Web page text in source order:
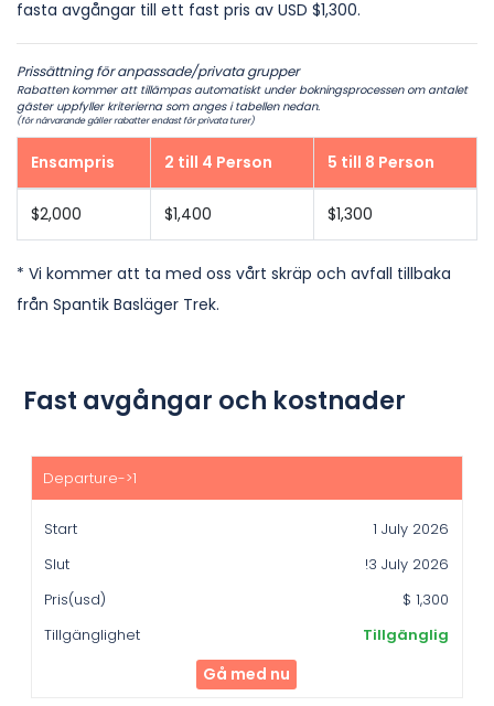
fasta avgångar till ett fast pris av USD $1,300.
Prissättning för anpassade/privata grupper
Rabatten kommer att tillämpas automatiskt under bokningsprocessen om antalet
gäster uppfyller kriterierna som anges i tabellen nedan.
(för närvarande gäller rabatter endast för privata turer)
Ensampris 2 till 4 Person 5 till 8 Person
$2,000 $1,400 $1,300
* Vi kommer att ta med oss vårt skräp och avfall tillbaka
från Spantik Basläger Trek.
Fast avgångar och kostnader
Start
Tillgänglighet
1 July 2026
!3 July 2026
$ 1,300
Tillgänglig
Gå med nu